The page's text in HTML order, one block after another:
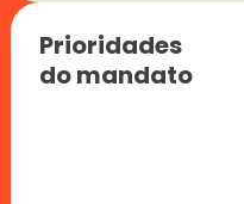
Prioridades
do mandato